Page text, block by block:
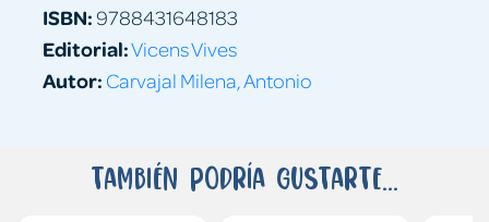
ISBN:9788431648183
Editorial:Vicens Vives
Autor: Carvajal Milena, Antonio
También podría gustarte...